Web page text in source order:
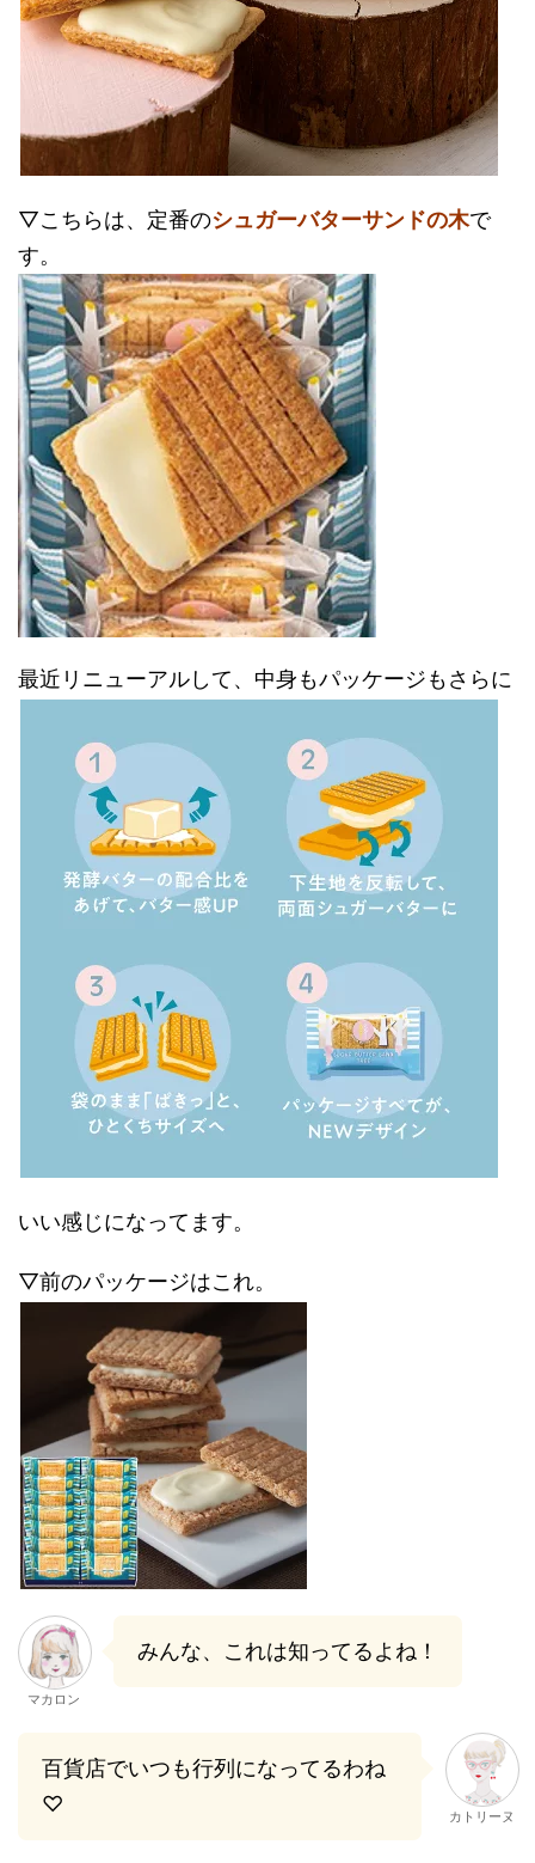
▽こちらは、定番のシュガーバターサンドの木で
す。
最近リニューアルして、中身もパッケージもさらに
いい感じになってます。
▽前のパッケージはこれ。
マカロン
みんな、これは知ってるよね！
百貨店でいつも行列になってるわね
♡
カトリーヌ